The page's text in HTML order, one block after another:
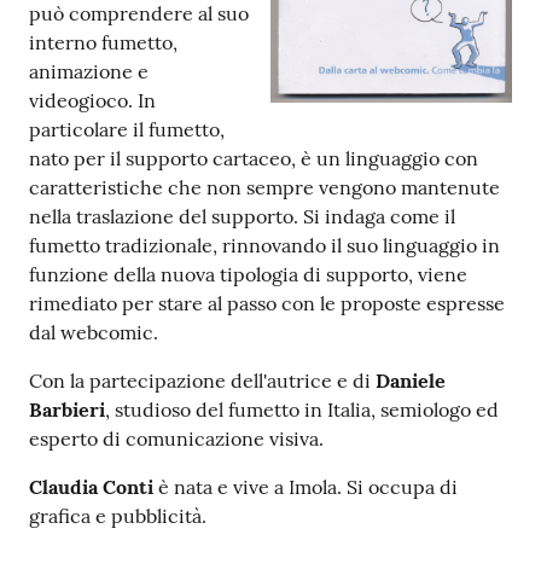
Patto
per
la
lettura
Seguici
su
può comprendere al suo
interno fumetto,
animazione e
videogioco. In
particolare il fumetto,
nato per il supporto cartaceo, è un linguaggio con
caratteristiche che non sempre vengono mantenute
nella traslazione del supporto. Si indaga come il
fumetto tradizionale, rinnovando il suo linguaggio in
funzione della nuova tipologia di supporto, viene
rimediato per stare al passo con le proposte espresse
dal webcomic.
Con la partecipazione dell'autrice e di Daniele
Barbieri, studioso del fumetto in Italia, semiologo ed
esperto di comunicazione visiva.
Claudia Conti è nata e vive a Imola. Si occupa di
grafica e pubblicità.